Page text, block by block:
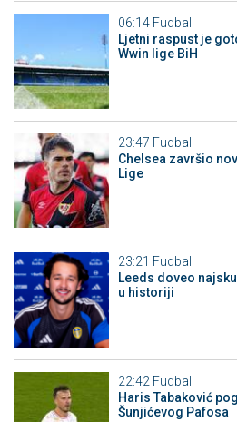
06:14 Fudbal
Ljetni raspust je
Wwin lige BiH
23:47 Fudbal
Chelsea završio
Lige
23:21 Fudbal
Leeds doveo
u historiji
22:42 Fudbal
Haris Tabaković
Šunjićevog Pafosa